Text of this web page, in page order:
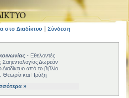
στο Διαδίκτυο Σύνδεση
- Εθελοντές
Σαηεντολογίας Δωρεάν
από το βιβλίο
Θεωρία και Πράξη
»